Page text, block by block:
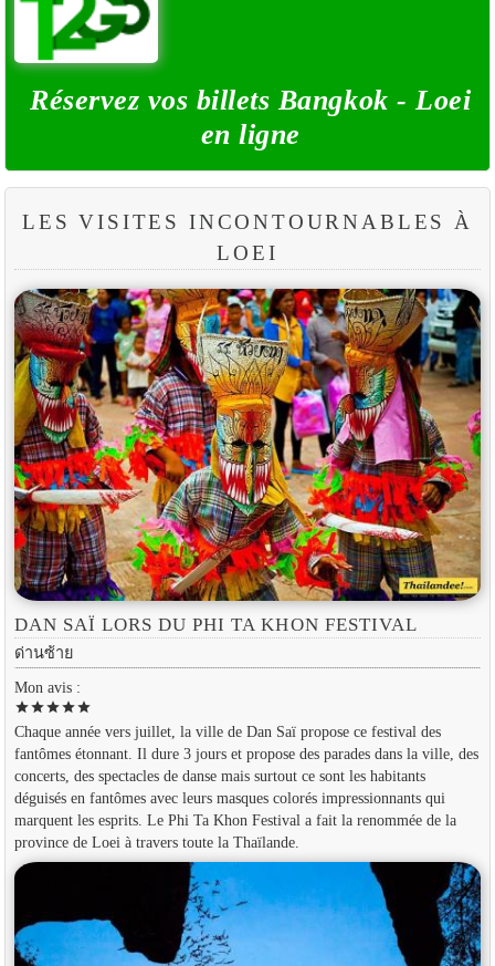
Réservez vos billets Bangkok - Loei
en ligne
LES VISITES INCONTOURNABLES À
LOEI
DAN SAÏ LORS DU PHI TA KHON FESTIVAL
ด่านซ้าย
Mon avis :
starstarstarstarstar
Chaque année vers juillet, la ville de Dan Saï propose ce festival des
fantômes étonnant. Il dure 3 jours et propose des parades dans la ville, des
concerts, des spectacles de danse mais surtout ce sont les habitants
déguisés en fantômes avec leurs masques colorés impressionnants qui
marquent les esprits. Le Phi Ta Khon Festival a fait la renommée de la
province de Loei à travers toute la Thaïlande.